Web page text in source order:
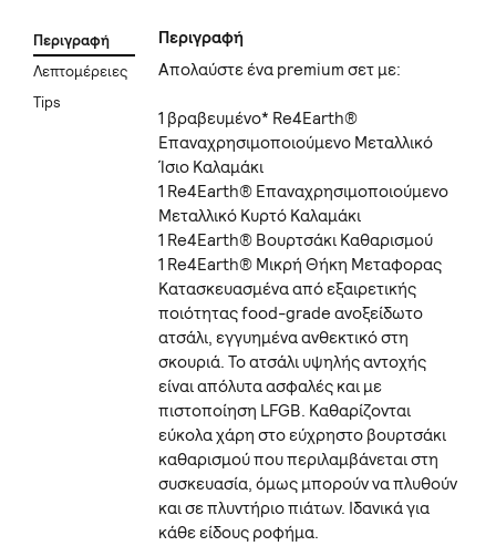
Περιγραφή
Λεπτομέρειες
Tips
Περιγραφή
Απολαύστε ένα premium σετ με:
1 βραβευμένο* Re4Earth®
Επαναχρησιμοποιούμενο Μεταλλικό
Ίσιο Καλαμάκι
1 Re4Earth® Επαναχρησιμοποιούμενο
Μεταλλικό Κυρτό Καλαμάκι
1 Re4Earth® Βουρτσάκι Καθαρισμού
1 Re4Earth® Μικρή Θήκη Μεταφορας
Κατασκευασμένα από εξαιρετικής
ποιότητας food-grade ανοξείδωτο
ατσάλι, εγγυημένα ανθεκτικό στη
σκουριά. Το ατσάλι υψηλής αντοχής
είναι απόλυτα ασφαλές και με
πιστοποίηση LFGB. Καθαρίζονται
εύκολα χάρη στο εύχρηστο βουρτσάκι
καθαρισμού που περιλαμβάνεται στη
συσκευασία, όμως μπορούν να πλυθούν
και σε πλυντήριο πιάτων. Ιδανικά για
κάθε είδους ροφήμα.